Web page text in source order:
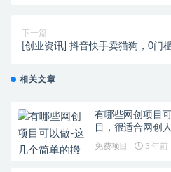
下一篇
[创业资讯] 抖音快手卖猫狗，0门
相关文章
有哪些网创项目
目，很适合网创
免费项目 3 年前